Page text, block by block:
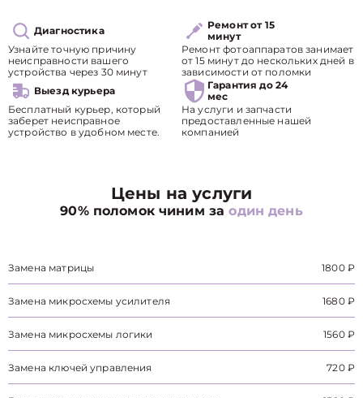
Диагностика
Узнайте точную причину
неисправности вашего
устройства через 30 минут
Ремонт от 15
минут
Ремонт фотоаппаратов занимает
от 15 минут до нескольких дней в
зависимости от поломки
Выезд курьера
Бесплатный курьер, который
заберет неисправное
устройство в удобном месте.
Гарантия до 24
мес
На услуги и запчасти
предоставленные нашей
компанией
Цены на услуги
90% поломок чиним заодин день
Замена матрицы 1800 ₽
Замена микросхемы усилителя 1680 ₽
Замена микросхемы логики 1560 ₽
Замена ключей управления 720 ₽